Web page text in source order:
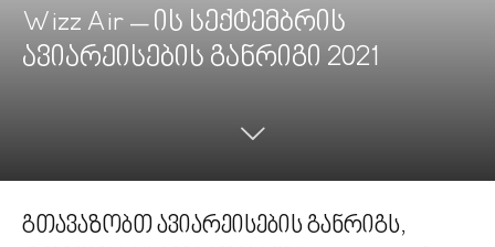
Wizz Air – ის სექტემბრის
ავიარეისების განრიგი 2021
გთავაზობთ ავიარეისების განრიგს,